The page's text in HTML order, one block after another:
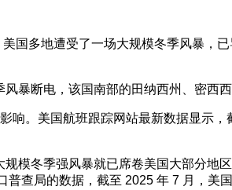
国多地遭受了一场大规模冬季风暴，
暴断电，该国南部的田纳西州、密西
响。美国航班跟踪网站最新数据显示
模冬季强风暴就已席卷美国大部分
查局的数据，截至 2025 年 7 月，美